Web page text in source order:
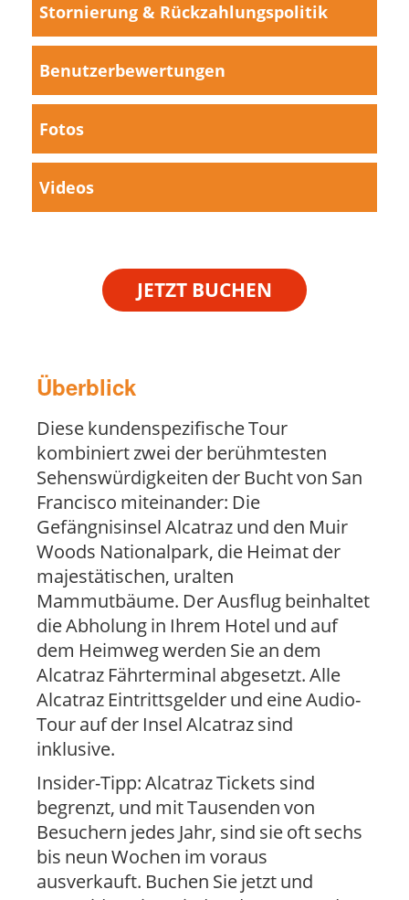
Stornierung & Rückzahlungspolitik
Benutzerbewertungen
Fotos
Videos
JETZT BUCHEN
Überblick
Diese kundenspezifische Tour
kombiniert zwei der berühmtesten
Sehenswürdigkeiten der Bucht von San
Francisco miteinander: Die
Gefängnisinsel Alcatraz und den Muir
Woods Nationalpark, die Heimat der
majestätischen, uralten
Mammutbäume. Der Ausflug beinhaltet
die Abholung in Ihrem Hotel und auf
dem Heimweg werden Sie an dem
Alcatraz Fährterminal abgesetzt. Alle
Alcatraz Eintrittsgelder und eine Audio-
Tour auf der Insel Alcatraz sind
inklusive.
Insider-Tipp: Alcatraz Tickets sind
begrenzt, und mit Tausenden von
Besuchern jedes Jahr, sind sie oft sechs
bis neun Wochen im voraus
ausverkauft. Buchen Sie jetzt und